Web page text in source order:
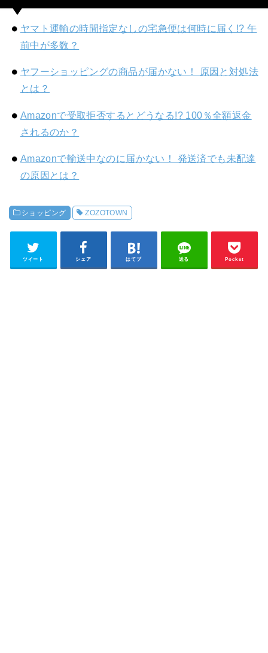
ヤマト運輸の時間指定なしの宅急便は何時に届く!? 午
前中が多数？
ヤフーショッピングの商品が届かない！ 原因と対処法
とは？
Amazonで受取拒否するとどうなる!? 100％全額返金
されるのか？
Amazonで輸送中なのに届かない！ 発送済でも未配達
の原因とは？
ショッピング ZOZOTOWN
ツイート シェア はてブ 送る Pocket